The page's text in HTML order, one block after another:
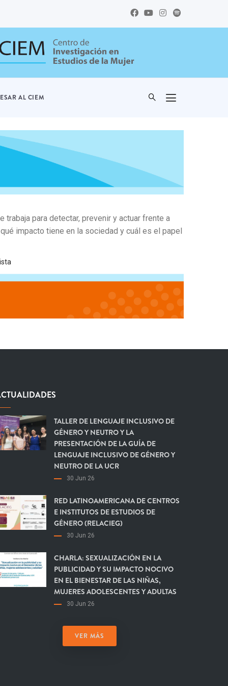
AL CIEM
para detectar, prevenir y actuar frente a
impacto tiene en la sociedad y cuál es el papel
TALLER DE LENGUAJE INCLUSIVO DE
GÉNERO Y NEUTRO Y LA
PRESENTACIÓN DE LA GUÍA DE
LENGUAJE INCLUSIVO DE GÉNERO Y
NEUTRO DE LA UCR
30 Jun 26
RED LATINOAMERICANA DE CENTROS
E INSTITUTOS DE ESTUDIOS DE
GÉNERO (RELACIEG)
30 Jun 26
CHARLA: SEXUALIZACIÓN EN LA
PUBLICIDAD Y SU IMPACTO NOCIVO
EN EL BIENESTAR DE LAS NIÑAS,
MUJERES ADOLESCENTES Y ADULTAS
30 Jun 26
VER MÁS